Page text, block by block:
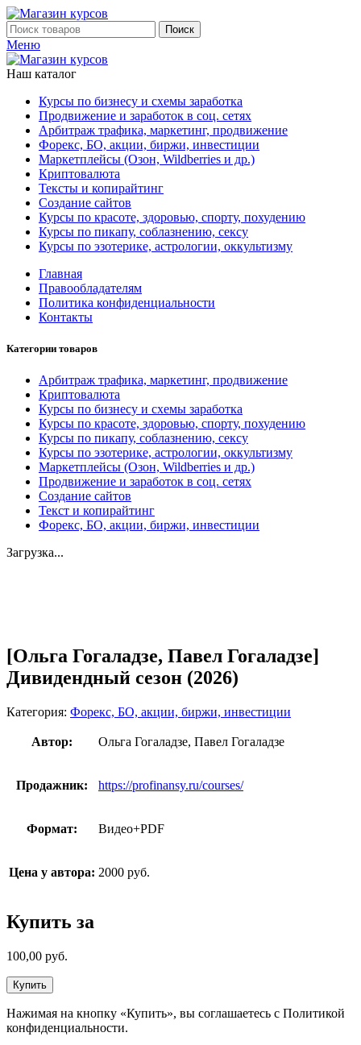
Поиск
Меню
Наш каталог
Курсы по бизнесу и схемы заработка
Продвижение и заработок в соц. сетях
Арбитраж трафика, маркетинг, продвижение
Форекс, БО, акции, биржи, инвестиции
Маркетплейсы (Озон, Wildberries и др.)
Криптовалюта
Тексты и копирайтинг
Создание сайтов
Курсы по красоте, здоровью, спорту, похудению
Курсы по пикапу, соблазнению, сексу
Курсы по эзотерике, астрологии, оккультизму
Главная
Правообладателям
Политика конфиденциальности
Контакты
Категории товаров
Арбитраж трафика, маркетинг, продвижение
Криптовалюта
Курсы по бизнесу и схемы заработка
Курсы по красоте, здоровью, спорту, похудению
Курсы по пикапу, соблазнению, сексу
Курсы по эзотерике, астрологии, оккультизму
Маркетплейсы (Озон, Wildberries и др.)
Продвижение и заработок в соц. сетях
Создание сайтов
Текст и копирайтинг
Форекс, БО, акции, биржи, инвестиции
Загрузка...
[Ольга Гогаладзе, Павел Гогаладзе]
Дивидендный сезон (2026)
Категория: Форекс, БО, акции, биржи, инвестиции
Автор: Ольга Гогаладзе, Павел Гогаладзе
Продажник: https://profinansy.ru/courses/
Формат: Видео+PDF
Цена у автора: 2000 руб.
Купить за
100,00 руб.
Купить
Нажимая на кнопку «Купить», вы соглашаетесь с Политикой
конфиденциальности.